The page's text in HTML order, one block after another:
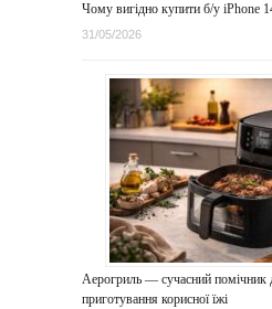
Чому вигідно купити б/у iPhone
31/05/2026
Аерогриль — сучасний помічник
приготування корисної їжі